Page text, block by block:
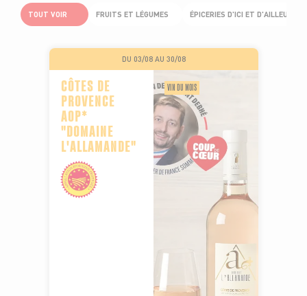
TOUT VOIR FRUITS ET LÉGUMES ÉPICERIES D'ICI ET D'AILLEURS
DU 03/08 AU 30/08
CÔTES DE
PROVENCE
AOP*
"DOMAINE
L'ALLAMANDE"
VIN DU MOIS